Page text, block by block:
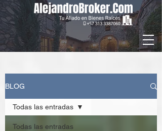
BLOG
Todas las entradas
Todas las entradas